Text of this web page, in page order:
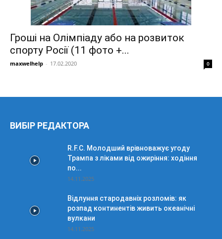
Гроші на Олімпіаду або на розвиток
спорту Росії (11 фото +...
maxwelhelp - 17.02.2020 0
ВИБІР РЕДАКТОРА
R.F.C. Молодший врівноважує угоду
Трампа з ліками від ожиріння: ходіння
по...
14.11.2025
Відлуння стародавніх розломів: як
розпад континентів живить океанічні
вулкани
14.11.2025